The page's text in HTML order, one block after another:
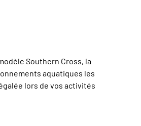
Southern Cross, la
aquatiques les
lors de vos activités